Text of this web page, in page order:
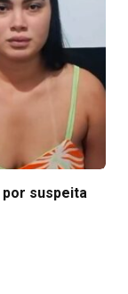
por suspeita